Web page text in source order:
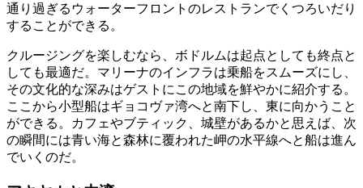
通り過ぎるウォーターフロントのレストランでくつろいだり
することができる。
クルージングを楽しむなら、ボドルムは起点としても終点と
しても最適だ。マリーナのインフラは乗船をスムーズにし、
その文化的な深みはゲストにこの地域を鮮やかに紹介する。
ここから小型船はギョコヴァ湾へと南下し、東に向かうこと
ができる。カフェやブティック、城壁があるかと思えば、次
の瞬間には青い海と森林に覆われた岬の水平線へと船は進ん
でいくのだ。